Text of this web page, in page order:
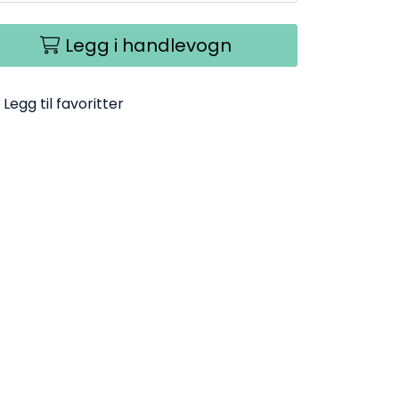
Legg i handlevogn
Legg til favoritter